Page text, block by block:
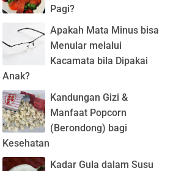
Pagi?
Apakah Mata Minus bisa
Menular melalui
Kacamata bila Dipakai
Anak?
Kandungan Gizi &
Manfaat Popcorn
(Berondong) bagi
Kesehatan
Kadar Gula dalam Susu